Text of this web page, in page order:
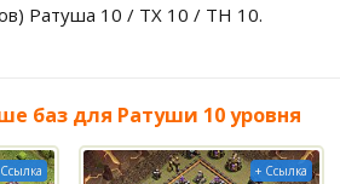
Ратуша 10 / ТХ 10 / TH 10.
баз для Ратуши 10 уровня
+ Ссылка